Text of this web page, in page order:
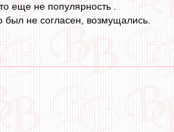
еще не популярность .
был не согласен, возмущались.